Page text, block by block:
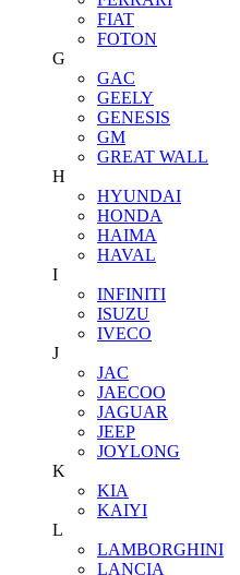
FIAT
FOTON
G
GAC
GEELY
GENESIS
GM
GREAT WALL
H
HYUNDAI
HONDA
HAIMA
HAVAL
I
INFINITI
ISUZU
IVECO
J
JAC
JAECOO
JAGUAR
JEEP
JOYLONG
K
KIA
KAIYI
L
LAMBORGHINI
LANCIA